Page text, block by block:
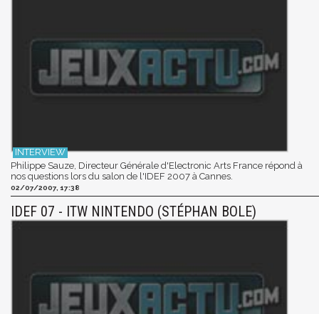
Philippe Sauze, Directeur Générale d'Electronic Arts France répond à
nos questions lors du salon de l'IDEF 2007 à Cannes.
02/07/2007, 17:38
IDEF 07 - ITW NINTENDO (STÉPHAN BOLE)